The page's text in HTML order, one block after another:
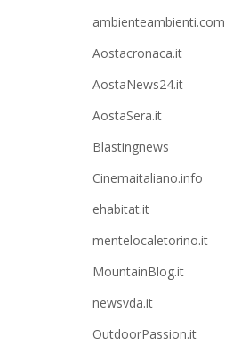
ambienteambienti.com
Aostacronaca.it
AostaNews24.it
AostaSera.it
Blastingnews
Cinemaitaliano.info
ehabitat.it
mentelocaletorino.it
MountainBlog.it
newsvda.it
OutdoorPassion.it